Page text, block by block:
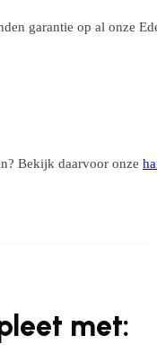
garantie op al onze
Bekijk daarvoor onze
met: